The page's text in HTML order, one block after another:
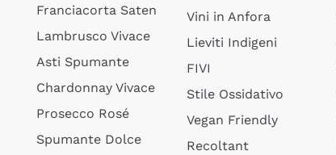
Franciacorta Saten
Lambrusco Vivace
Asti Spumante
Chardonnay Vivace
Prosecco Rosé
Spumante Dolce
Vini in Anfora
Lieviti Indigeni
FIVI
Stile Ossidativo
Vegan Friendly
Recoltant